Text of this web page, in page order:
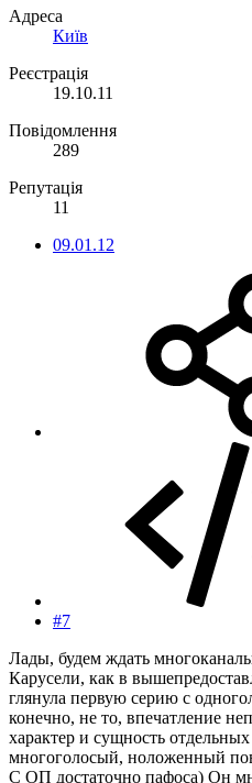
Адреса
Київ
Реєстрація
19.10.11
Повідомлення
289
Репутація
11
09.01.12
#7
Лады, будем ждать
Карусели, как в
глянула первую серию с
конечно, не то, впечатление
характер и сущность
многоголосый, ноложенный
С ОП достаточно пафоса) Он